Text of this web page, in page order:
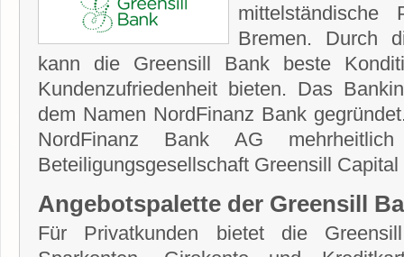
Bremen. Durch
kann die Greensill Bank beste
Kundenzufriedenheit bieten. Das
dem Namen NordFinanz Bank
NordFinanz Bank AG
Beteiligungsgesellschaft Greensill
Angebotspalette der Greensill
Für Privatkunden bietet die